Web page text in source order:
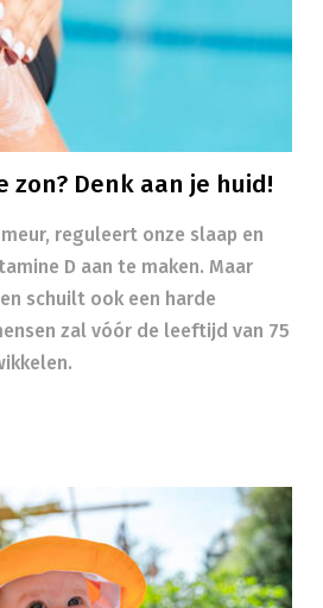
zon? Denk aan je huid!
reguleert onze slaap en
D aan te maken. Maar
schuilt ook een harde
zal vóór de leeftijd van 75